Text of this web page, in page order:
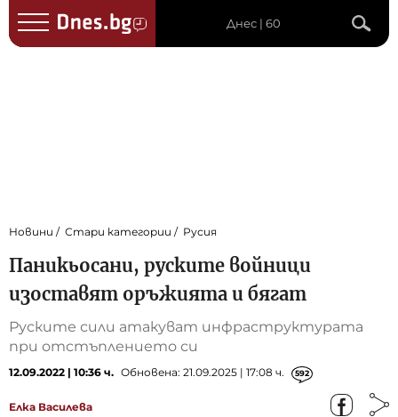
Днес | 60
Новини Стари категории Русия
Паникьосани, руските войници
изоставят оръжията и бягат
Руските сили атакуват инфраструктурата
при отстъплението си
12.09.2022 | 10:36 ч. Обновена: 21.09.2025 | 17:08 ч. 592
Елка Василева